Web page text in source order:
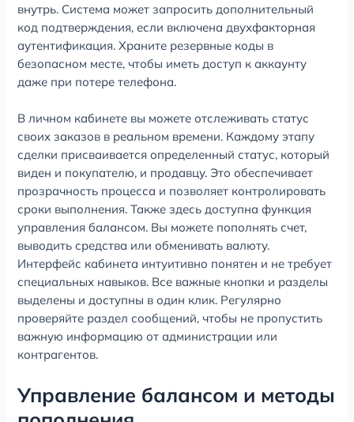
внутрь. Система может запросить дополнительный
код подтверждения, если включена двухфакторная
аутентификация. Храните резервные коды в
безопасном месте, чтобы иметь доступ к аккаунту
даже при потере телефона.
В личном кабинете вы можете отслеживать статус
своих заказов в реальном времени. Каждому этапу
сделки присваивается определенный статус, который
виден и покупателю, и продавцу. Это обеспечивает
прозрачность процесса и позволяет контролировать
сроки выполнения. Также здесь доступна функция
управления балансом. Вы можете пополнять счет,
выводить средства или обменивать валюту.
Интерфейс кабинета интуитивно понятен и не требует
специальных навыков. Все важные кнопки и разделы
выделены и доступны в один клик. Регулярно
проверяйте раздел сообщений, чтобы не пропустить
важную информацию от администрации или
контрагентов.
Управление балансом и методы